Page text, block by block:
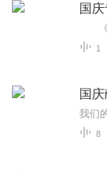
国
1
国
8